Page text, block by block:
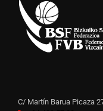
C/ Martín Barua Picaza